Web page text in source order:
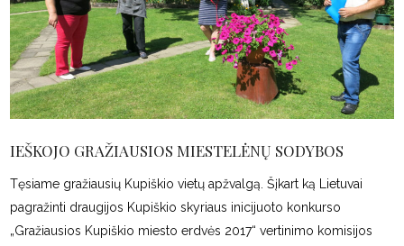
IEŠKOJO GRAŽIAUSIOS MIESTELĖNŲ SODYBOS
Tęsiame gražiausių Kupiškio vietų apžvalgą. Šįkart ką Lietuvai
pagražinti draugijos Kupiškio skyriaus inicijuoto konkurso
„Gražiausios Kupiškio miesto erdvės 2017“ vertinimo komisijos